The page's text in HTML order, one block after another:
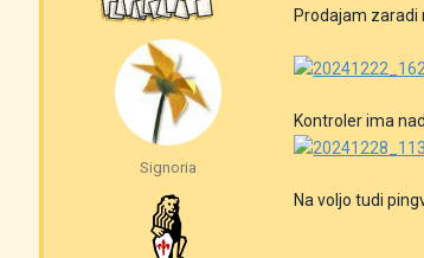
Signoria
Prodajam zaradi
Kontroler ima
Na voljo tudi